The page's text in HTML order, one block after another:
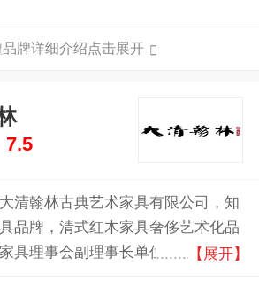
牌详细介绍点击展开
7.5
清翰林古典艺术家具有限公司，知
品牌，清式红木家具奢侈艺术化品
具理事会副理事长单位，东阳红木
【展开】